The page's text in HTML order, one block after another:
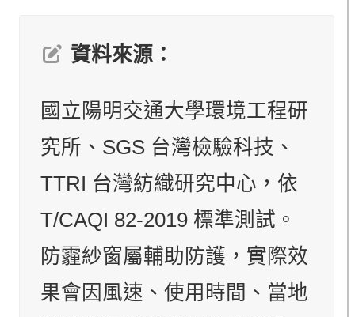
資料來源：
國立陽明交通大學環境工程研
究所、SGS 台灣檢驗科技、
TTRI 台灣紡織研究中心，依
T/CAQI 82-2019 標準測試。
防霾紗窗屬輔助防護，實際效
果會因風速、使用時間、當地